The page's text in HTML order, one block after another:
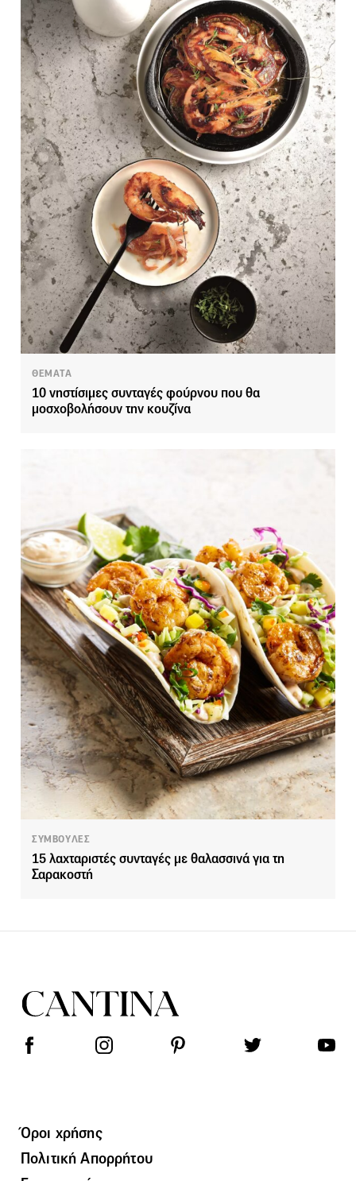
ΘΕΜΑΤΑ
10 νηστίσιμες συνταγές φούρνου που θα
μοσχοβολήσουν την κουζίνα
ΣΥΜΒΟΥΛΕΣ
15 λαχταριστές συνταγές με θαλασσινά για τη
Σαρακοστή
Όροι χρήσης
Πολιτική Απορρήτου